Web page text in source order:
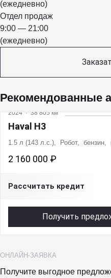
(ежедневно)
Отдел продаж
9:00 — 21:00
(ежедневно)
Рекомендованные
2024 · 38 805 км
Haval H3
1.5 л (143 л.с.), Робот, бензин,
2 160 000 ₽
Рассчитать кредит
Получить
ОНЛАЙН-ЗАЯВКА
Получите выгодное